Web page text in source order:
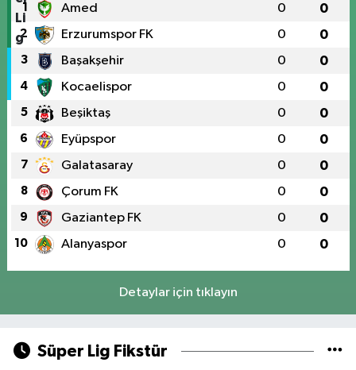
1 Amed 0 0
2 Erzurumspor FK 0 0
3 Başakşehir 0 0
4 Kocaelispor 0 0
5 Beşiktaş 0 0
6 Eyüpspor 0 0
7 Galatasaray 0 0
8 Çorum FK 0 0
9 Gaziantep FK 0 0
10 Alanyaspor 0 0
Detaylar için tıklayın
Süper Lig Fikstür